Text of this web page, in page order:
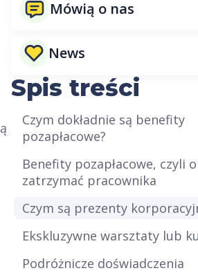
Mówią o nas
News
Spis treści
Czym dokładnie są benefity
pozapłacowe?
Benefity pozapłacowe, czyli
zatrzymać pracownika
Czym są prezenty
Ekskluzywne warsztaty lub
Podróżnicze doświadczenia